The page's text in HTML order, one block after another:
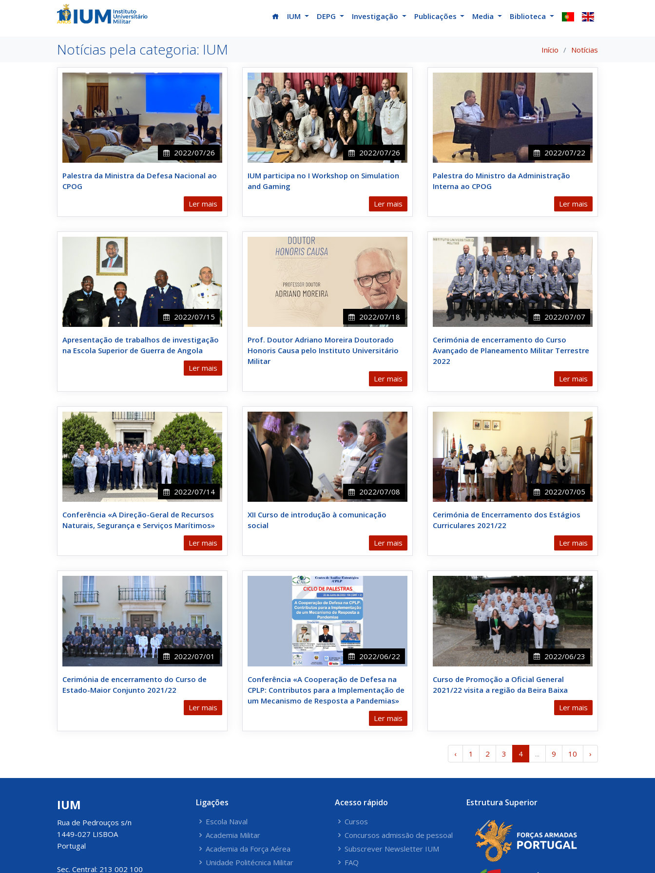
(current)
IUM DEPG Investigação Publicações Media Biblioteca
Notícias pela categoria: IUM Início Notícias
2022/07/26
Palestra da Ministra da Defesa Nacional ao
CPOG
Ler mais
2022/07/26
IUM participa no I Workshop on Simulation
and Gaming
Ler mais
2022/07/22
Palestra do Ministro da Administração
Interna ao CPOG
Ler mais
2022/07/15
Apresentação de trabalhos de investigação
na Escola Superior de Guerra de Angola
Ler mais
2022/07/18
Prof. Doutor Adriano Moreira Doutorado
Honoris Causa pelo Instituto Universitário
Militar
Ler mais
2022/07/07
Cerimónia de encerramento do Curso
Avançado de Planeamento Militar Terrestre
2022
Ler mais
2022/07/14
Conferência «A Direção-Geral de Recursos
Naturais, Segurança e Serviços Marítimos»
Ler mais
2022/07/08
XII Curso de introdução à comunicação
social
Ler mais
2022/07/05
Cerimónia de Encerramento dos Estágios
Curriculares 2021/22
Ler mais
2022/07/01
Cerimónia de encerramento do Curso de
Estado-Maior Conjunto 2021/22
Ler mais
2022/06/22
Conferência «A Cooperação de Defesa na
CPLP: Contributos para a Implementação de
um Mecanismo de Resposta a Pandemias»
Ler mais
2022/06/23
Curso de Promoção a Oficial General
2021/22 visita a região da Beira Baixa
Ler mais
‹ 1 2 3 4 ... 9 10 ›
IUM
Rua de Pedrouços s/n
1449-027 LISBOA
Portugal
Sec. Central: 213 002 100
Ligações
Escola Naval
Academia Militar
Academia da Força Aérea
Unidade Politécnica Militar
Acesso rápido
Cursos
Concursos admissão de pessoal
Subscrever Newsletter IUM
FAQ
Estrutura Superior